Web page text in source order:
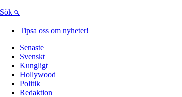
Sök
Tipsa oss om nyheter!
Senaste
Svenskt
Kungligt
Hollywood
Politik
Redaktion